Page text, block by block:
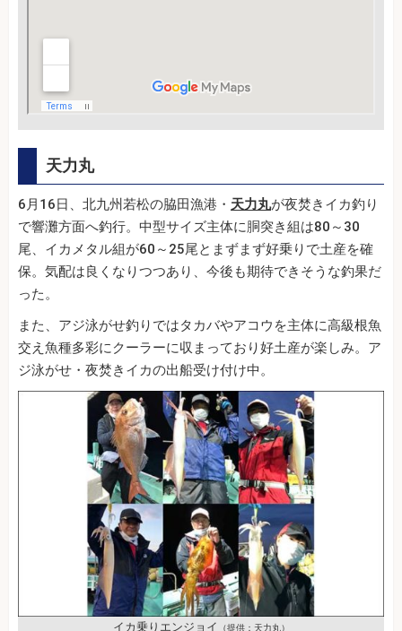
天力丸
6月16日、北九州若松の脇田漁港・ 天力丸が夜焚きイカ釣り
で響灘方面へ釣行。中型サイズ主体に胴突き組は80～30
尾、イカメタル組が60～25尾とまずまず好乗りで土産を確
保。気配は良くなりつつあり、今後も期待できそうな釣果だ
った。
また、アジ泳がせ釣りではタカバやアコウを主体に高級根魚
交え魚種多彩にクーラーに収まっており好土産が楽しみ。ア
ジ泳がせ・夜焚きイカの出船受け付け中。
イカ乗りエンジョイ （提供：天力丸）